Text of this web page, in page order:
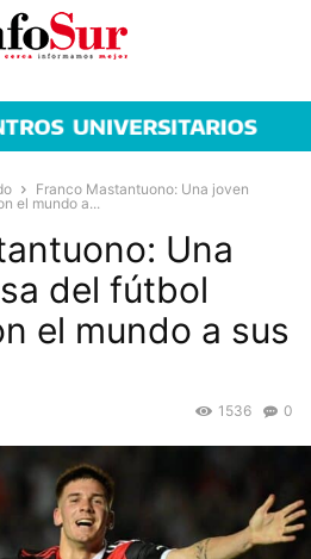
Franco Mastantuono: Una joven
el mundo a...
Una
del fútbol
el mundo a sus
0
1536